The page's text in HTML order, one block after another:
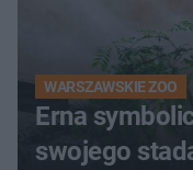
WARSZAWSKIE ZOO
Erna
swojego